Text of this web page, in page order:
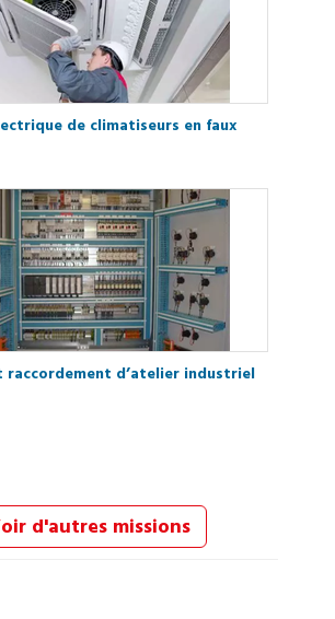
de climatiseurs en faux
raccordement d’atelier industriel
d'autres missions